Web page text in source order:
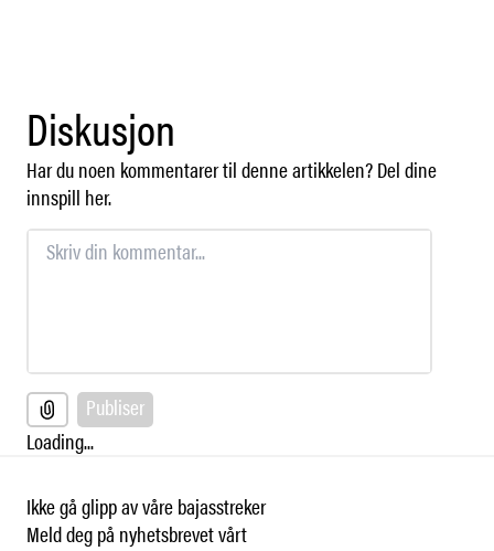
Diskusjon
Har du noen kommentarer til denne artikkelen? Del dine
innspill her.
Publiser
Loading...
Ikke gå glipp av våre bajasstreker
Meld deg på nyhetsbrevet vårt